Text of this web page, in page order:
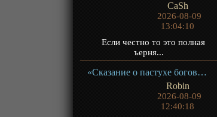
CaSh
2026-08-09
13:04:10
Если честно то это полная
ъерня...
«Сказание о пастухе богов» ТВ-1
Robin
2026-08-09
12:40:18